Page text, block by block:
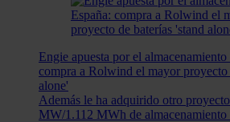
Engie apuesta por el almacenamiento
compra a Rolwind el mayor proyecto
alone'
Además le ha adquirido otro
MW/1.112 MWh de almacenamiento